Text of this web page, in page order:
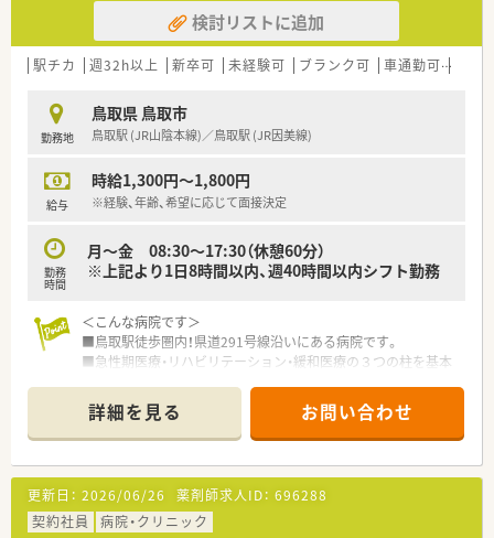
検討リストに追加
駅チカ 週32h以上 新卒可 未経験可 ブランク可 車通勤可
勤務地
鳥取県 鳥取市
鳥取駅 (JR山陰本線)／鳥取駅 (JR因美線)
給与
時給1,300円～1,800円
※経験、年齢、希望に応じて面接決定
勤務
時間
月～金 08:30～17:30（休憩60分）
※上記より1日8時間以内、週40時間以内シフト勤務
＜こんな病院です＞
■鳥取駅徒歩圏内！県道291号線沿いにある病院です。
■急性期医療・リハビリテーション・緩和医療の３つの柱を基本
■様々な委員会があり、みんながチーム医療に貢献しておりま
す。
■200床以上ある病院です。
＜業務内容＞
■処方箋による調剤業務、服薬指導、薬剤情報の提供、病棟業務
など
詳細を見る お問い合わせ
更新日： 2026/06/26 薬剤師求人ID： 696288
契約社員
病院・クリニック